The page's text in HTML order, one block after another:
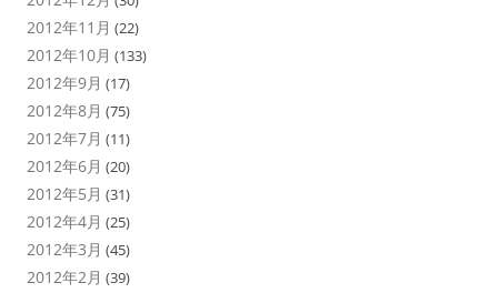
2012年11月 (22)
2012年10月 (133)
2012年9月 (17)
2012年8月 (75)
2012年7月 (11)
2012年6月 (20)
2012年5月 (31)
2012年4月 (25)
2012年3月 (45)
2012年2月 (39)